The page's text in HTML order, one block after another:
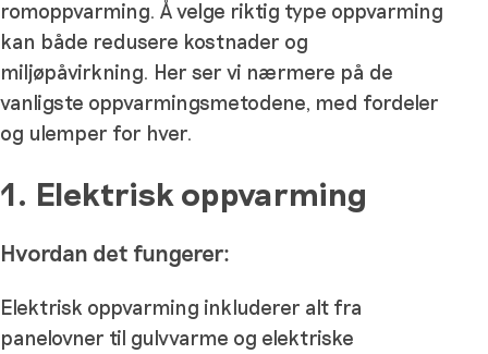
romoppvarming. Å velge riktig type oppvarming
kan både redusere kostnader og
miljøpåvirkning. Her ser vi nærmere på de
vanligste oppvarmingsmetodene, med fordeler
og ulemper for hver.
1. Elektrisk oppvarming
Hvordan det fungerer:
Elektrisk oppvarming inkluderer alt fra
panelovner til gulvvarme og elektriske